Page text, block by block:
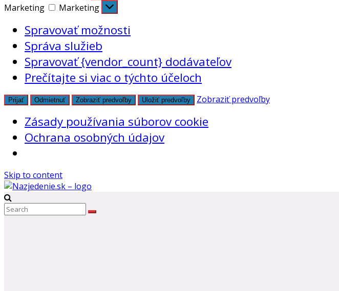
Marketing
Marketing
Spravovať možnosti
Správa služieb
Spravovať {vendor_count} dodávateľov
Prečítajte si viac o týchto účeloch
Prijať Odmietnuť Zobraziť predvoľby Uložiť predvoľby Zobraziť predvoľby
Zásady používania súborov cookie
Ochrana osobných údajov
Skip to content